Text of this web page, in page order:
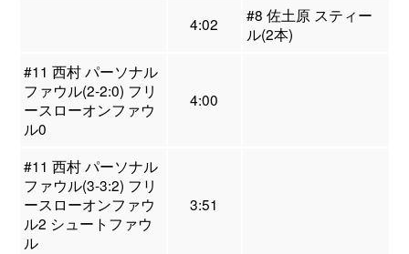
4:02
#8 佐土原 スティー
ル(2本)
#11 西村 パーソナル
ファウル(2-2:0) フリ
ースローオンファウ
ル0
4:00
#11 西村 パーソナル
ファウル(3-3:2) フリ
ースローオンファウ
ル2 シュートファウ
ル
3:51